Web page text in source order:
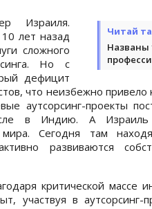
Читай
Названы
Израиля.
лет назад
сложного
Но с
дефицит
что неизбежно привело
аутсорсинг-проекты
в Индию. А
мира. Сегодня там
развиваются
критической массе
участвуя в аутсорсинг-